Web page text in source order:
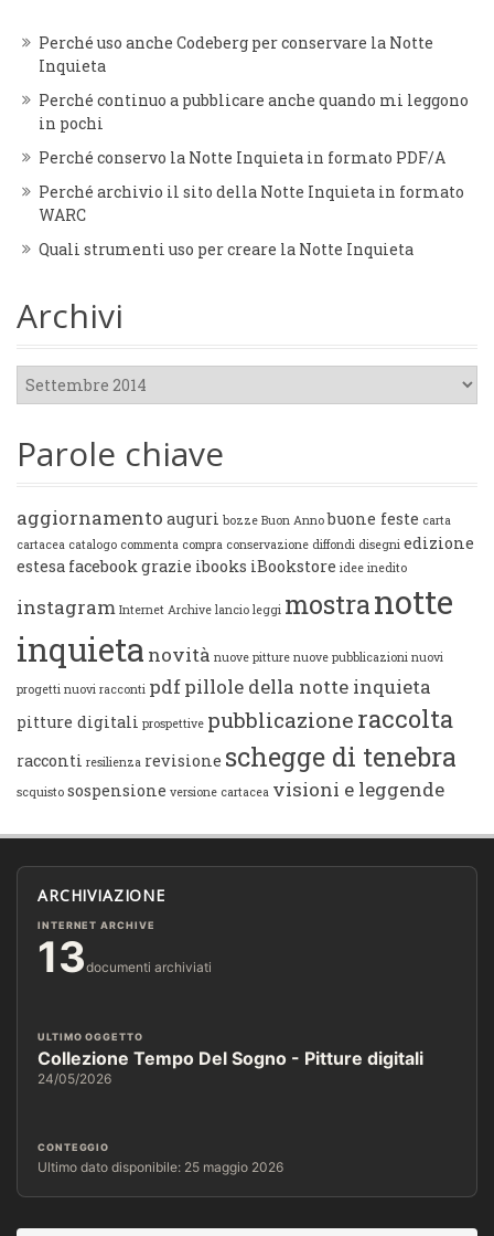
Perché uso anche Codeberg per conservare la Notte
Inquieta
Perché continuo a pubblicare anche quando mi leggono
in pochi
Perché conservo la Notte Inquieta in formato PDF/A
Perché archivio il sito della Notte Inquieta in formato
WARC
Quali strumenti uso per creare la Notte Inquieta
Archivi
Archivi
Parole chiave
aggiornamento auguri bozze Buon Anno buone feste carta
cartacea catalogo commenta compra conservazione diffondi disegni edizione
estesa facebookgrazie ibooks iBookstore idee inedito
instagram Internet Archive lancio leggi mostranotte
inquieta novità nuove pitture nuove pubblicazioni nuovi
progetti nuovi racconti pdfpillole della notte inquieta
pitture digitali prospettive pubblicazione raccolta
racconti resilienza revisione schegge di tenebra
scquisto sospensione versione cartacea visioni e leggende
ARCHIVIAZIONE
INTERNET ARCHIVE
13documenti archiviati
ULTIMO OGGETTO
Collezione Tempo Del Sogno - Pitture digitali
24/05/2026
CONTEGGIO
Ultimo dato disponibile: 25 maggio 2026